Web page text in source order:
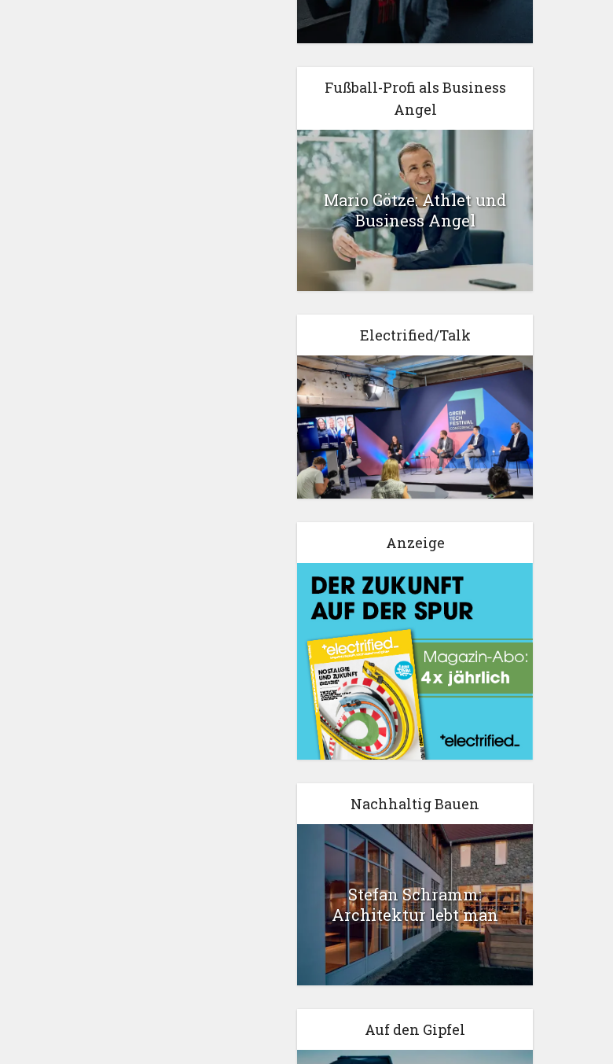
Fußball-Profi als Business
Angel
Mario Götze: Athlet und
Business Angel
Electrified/Talk
Anzeige
Nachhaltig Bauen
Stefan Schramm:
Architektur lebt man
Auf den Gipfel